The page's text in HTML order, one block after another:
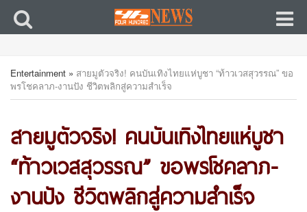
Entertainment » สายมูตัวจริง! คนบันเทิงไทยแห่บูชา “ท้าวเวสสุวรรณ” ขอ
พรโชคลาภ-งานปัง ชีวิตพลิกสู่ความสำเร็จ
สายมูตัวจริง! คนบันเทิงไทยแห่บูชา
“ท้าวเวสสุวรรณ” ขอพรโชคลาภ-
งานปัง ชีวิตพลิกสู่ความสำเร็จ